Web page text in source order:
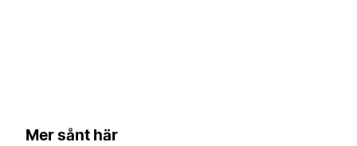
Mer sånt här